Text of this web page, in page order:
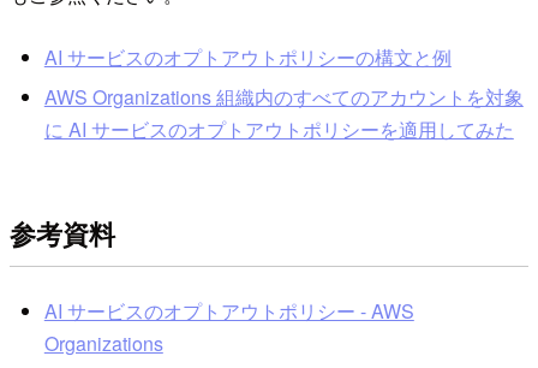
AI サービスのオプトアウトポリシーの構文と例
AWS Organizations 組織内のすべてのアカウントを対象
に AI サービスのオプトアウトポリシーを適用してみた
参考資料
AI サービスのオプトアウトポリシー - AWS
Organizations